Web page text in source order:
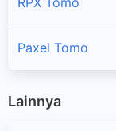
Paxel Tomo
Lainnya